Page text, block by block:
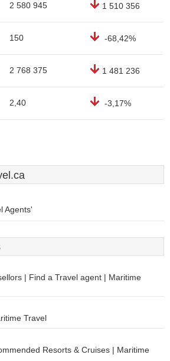
2 580 945 1 510 356
150 -68,42%
2 768 375 1 481 236
2,40 -3,17%
Agents'
| Find a Travel agent | Maritime
Travel
Resorts & Cruises | Maritime